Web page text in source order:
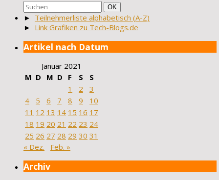
Suchen
nach:
Suchen
OK
► Teilnehmerliste alphabetisch (A-Z)
► Link Grafiken zu Tech-Blogs.de
Artikel nach Datum
Januar 2021
M D M D F S
S
1
2
3
4
5 6 7 8 9
10
11 12 13 14 15 16 17
18 19 20 21 22 23 24
25 26 27 28 29 30 31
« Dez.
Feb. »
Archiv